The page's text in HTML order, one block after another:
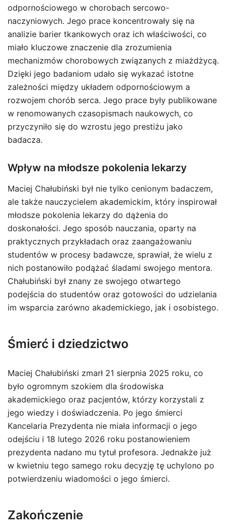
odpornościowego w chorobach sercowo-
naczyniowych. Jego prace koncentrowały się na
analizie barier tkankowych oraz ich właściwości, co
miało kluczowe znaczenie dla zrozumienia
mechanizmów chorobowych związanych z miażdżycą.
Dzięki jego badaniom udało się wykazać istotne
zależności między układem odpornościowym a
rozwojem chorób serca. Jego prace były publikowane
w renomowanych czasopismach naukowych, co
przyczyniło się do wzrostu jego prestiżu jako
badacza.
Wpływ na młodsze pokolenia lekarzy
Maciej Chałubiński był nie tylko cenionym badaczem,
ale także nauczycielem akademickim, który inspirował
młodsze pokolenia lekarzy do dążenia do
doskonałości. Jego sposób nauczania, oparty na
praktycznych przykładach oraz zaangażowaniu
studentów w procesy badawcze, sprawiał, że wielu z
nich postanowiło podążać śladami swojego mentora.
Chałubiński był znany ze swojego otwartego
podejścia do studentów oraz gotowości do udzielania
im wsparcia zarówno akademickiego, jak i osobistego.
Śmierć i dziedzictwo
Maciej Chałubiński zmarł 21 sierpnia 2025 roku, co
było ogromnym szokiem dla środowiska
akademickiego oraz pacjentów, którzy korzystali z
jego wiedzy i doświadczenia. Po jego śmierci
Kancelaria Prezydenta nie miała informacji o jego
odejściu i 18 lutego 2026 roku postanowieniem
prezydenta nadano mu tytuł profesora. Jednakże już
w kwietniu tego samego roku decyzję tę uchylono po
potwierdzeniu wiadomości o jego śmierci.
Zakończenie